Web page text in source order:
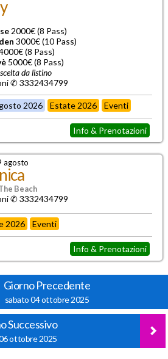
2000€ (8 Pass)
3000€ (10 Pass)
(8 Pass)
5000€ (8 Pass)
da listino
✆ 3332434799
2026 Estate 2026 Eventi
Info & Prenotazioni
agosto
Beach
✆ 3332434799
2026 Eventi
Info & Prenotazioni
Giorno Precedente
sabato 04 ottobre 2025
Successivo
ottobre 2025